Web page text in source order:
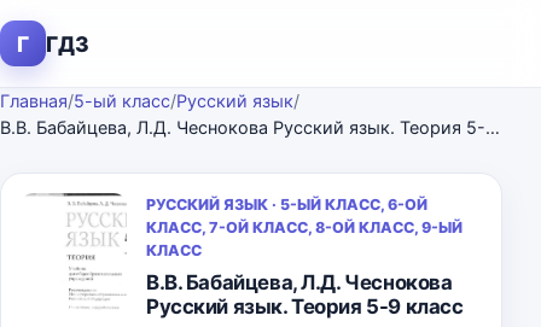
Г ГДЗ
Главная/5-ый класс/Русский язык/
В.В. Бабайцева, Л.Д. Чеснокова Русский язык. Теория 5-9 класс
РУССКИЙ ЯЗЫК · 5-ЫЙ КЛАСС, 6-ОЙ
КЛАСС, 7-ОЙ КЛАСС, 8-ОЙ КЛАСС, 9-ЫЙ
КЛАСС
В.В. Бабайцева, Л.Д. Чеснокова
Русский язык. Теория 5-9 класс